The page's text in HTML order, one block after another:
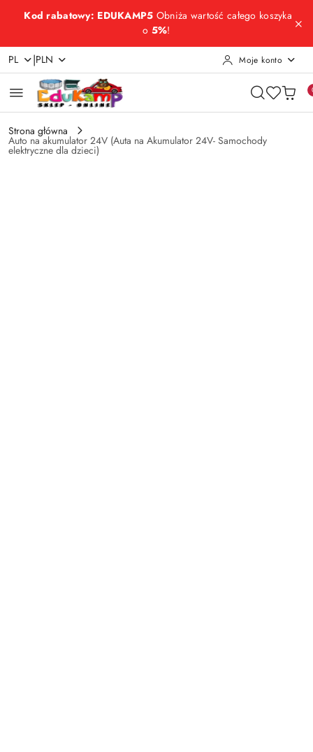
Przejdź do treści głównej
Przejdź do wyszukiwarki
Przejdź do moje konto
Przejdź do menu głównego
Przejdź do opisu produktu
Przejdź do stopki
Kod rabatowy: EDUKAMP5 Obniża wartość całego koszyka
o 5%!
PL |PLN Moje konto
Strona główna
Auto na akumulator 24V (Auta na Akumulator 24V- Samochody
elektryczne dla dzieci)